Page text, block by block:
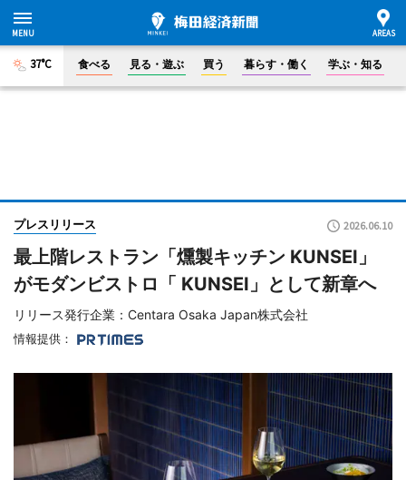
37°C 食べる 見る・遊ぶ 買う 暮らす・働く 学ぶ・知る
プレスリリース 2026.06.10
最上階レストラン「燻製キッチン KUNSEI」
がモダンビストロ「 KUNSEI」として新章へ
リリース発行企業：Centara Osaka Japan株式会社
情報提供：